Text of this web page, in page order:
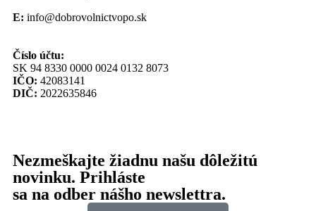
E: info@dobrovolnictvopo.sk
Číslo účtu:
SK 94 8330 0000 0024 0132 8073
IČO: 42083141
DIČ: 2022635846
Nezmeškajte žiadnu našu dôležitú
novinku. Prihláste
sa na odber nášho newslettra.